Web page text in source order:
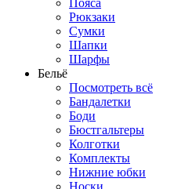
Рюкзаки
Сумки
Шапки
Шарфы
Бельё
Посмотреть всё
Бандалетки
Боди
Бюстгальтеры
Колготки
Комплекты
Нижние юбки
Носки